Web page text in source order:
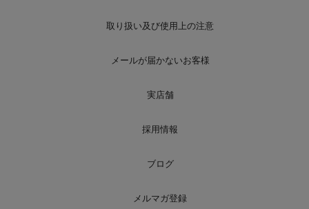
取り扱い及び使用上の注意
メールが届かないお客様
実店舗
採用情報
ブログ
メルマガ登録